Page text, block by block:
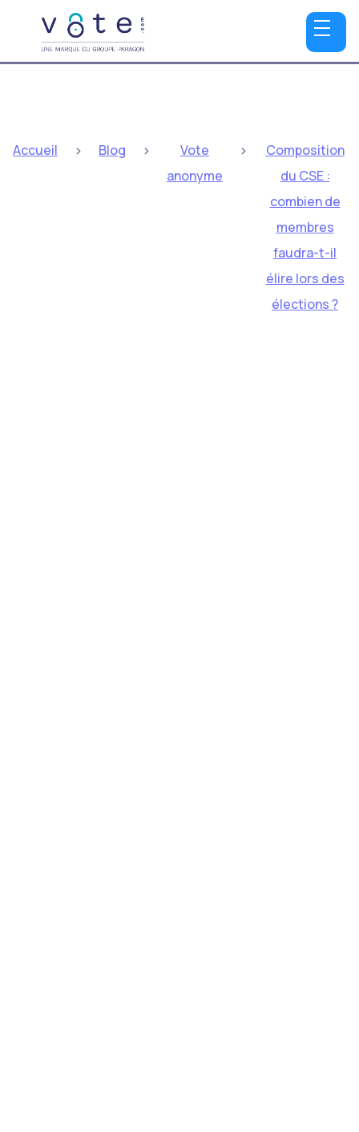
Accueil > Blog >
Vote
anonyme
>
Composition
du CSE :
combien de
membres
faudra-t-il
élire lors des
élections ?